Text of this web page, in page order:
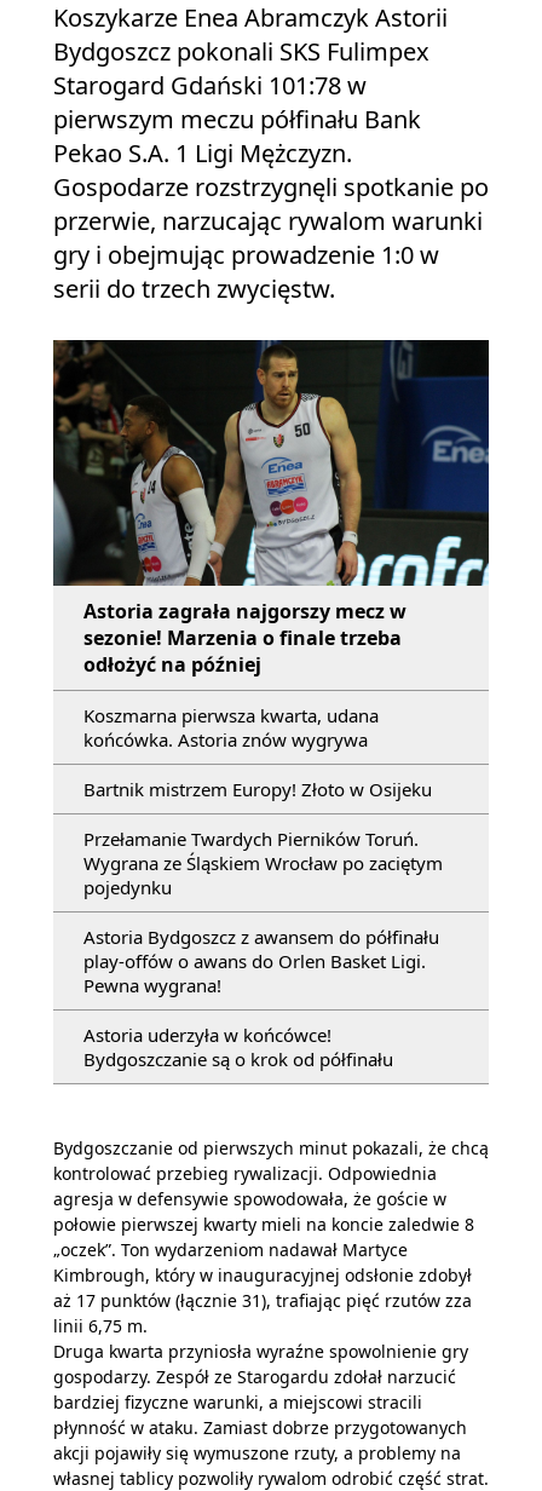
Koszykarze Enea Abramczyk Astorii
Bydgoszcz pokonali SKS Fulimpex
Starogard Gdański 101:78 w
pierwszym meczu półfinału Bank
Pekao S.A. 1 Ligi Mężczyzn.
Gospodarze rozstrzygnęli spotkanie po
przerwie, narzucając rywalom warunki
gry i obejmując prowadzenie 1:0 w
serii do trzech zwycięstw.
Astoria zagrała najgorszy mecz w
sezonie! Marzenia o finale trzeba
odłożyć na później
Koszmarna pierwsza kwarta, udana
końcówka. Astoria znów wygrywa
Bartnik mistrzem Europy! Złoto w Osijeku
Przełamanie Twardych Pierników Toruń.
Wygrana ze Śląskiem Wrocław po zaciętym
pojedynku
Astoria Bydgoszcz z awansem do półfinału
play-offów o awans do Orlen Basket Ligi.
Pewna wygrana!
Astoria uderzyła w końcówce!
Bydgoszczanie są o krok od półfinału
Bydgoszczanie od pierwszych minut pokazali, że chcą
kontrolować przebieg rywalizacji. Odpowiednia
agresja w defensywie spowodowała, że goście w
połowie pierwszej kwarty mieli na koncie zaledwie 8
„oczek”. Ton wydarzeniom nadawał Martyce
Kimbrough, który w inauguracyjnej odsłonie zdobył
aż 17 punktów (łącznie 31), trafiając pięć rzutów zza
linii 6,75 m.
Druga kwarta przyniosła wyraźne spowolnienie gry
gospodarzy. Zespół ze Starogardu zdołał narzucić
bardziej fizyczne warunki, a miejscowi stracili
płynność w ataku. Zamiast dobrze przygotowanych
akcji pojawiły się wymuszone rzuty, a problemy na
własnej tablicy pozwoliły rywalom odrobić część strat.